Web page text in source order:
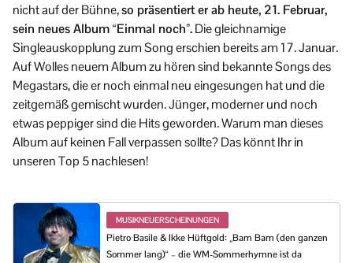
nicht auf der Bühne,so präsentiert er ab heute, 21. Februar,
sein neues Album “Einmal noch”.Die gleichnamige
Singleauskopplung zum Song erschien bereits am 17. Januar.
Auf Wolles neuem Album zu hören sind bekannte Songs des
Megastars, die er noch einmal neu eingesungen hat und die
zeitgemäß gemischt wurden. Jünger, moderner und noch
etwas peppiger sind die Hits geworden. Warum man dieses
Album auf keinen Fall verpassen sollte? Das könnt Ihr in
unseren Top 5 nachlesen!
MUSIKNEUERSCHEINUNGEN
Pietro Basile & Ikke Hüftgold: „Bam Bam (den ganzen
Sommer lang)“ – die WM-Sommerhymne ist da